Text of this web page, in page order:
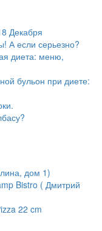
Декабря
А если серьезно?
диета: меню,
бульон при диете:
дом 1)
Bistro ( Дмитрий
22 cm